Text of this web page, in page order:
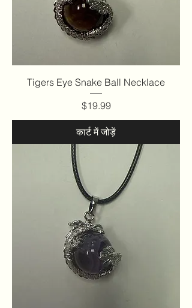
Tigers Eye Snake Ball Necklace
मूल्य
$19.99
कार्ट में जोड़ें